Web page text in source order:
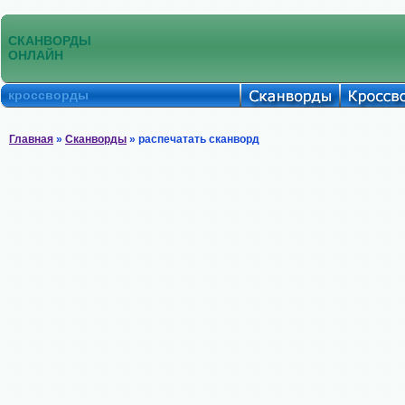
СКАНВОРДЫ
ОНЛАЙН
кроссворды
Главная » Сканворды » распечатать сканворд